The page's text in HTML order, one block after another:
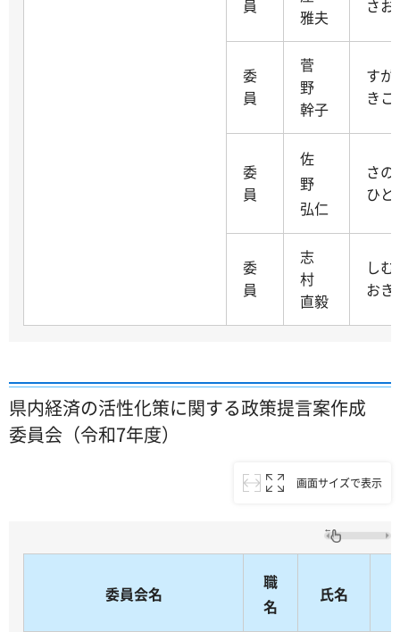
員
雅夫
さお
委
員
菅
野
幹子
す
きこ
委
員
佐
野
弘仁
さ
ひと
委
員
志
村
直毅
し
おき
県内経済の活性化策に関する政策提言案作成
委員会（令和7年度）
画面サイズで表示
委員会名
職
名
氏名